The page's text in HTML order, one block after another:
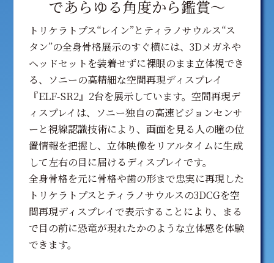
であらゆる角度から鑑賞〜
トリケラトプス“レイン”とティラノサウルス“ス
タン”の全身骨格展示のすぐ横には、3Dメガネや
ヘッドセットを装着せずに裸眼のまま立体視でき
る、ソニーの高精細な空間再現ディスプレイ
『ELF-SR2』2台を展示しています。空間再現デ
ィスプレイは、ソニー独自の高速ビジョンセンサ
ーと視線認識技術により、画面を見る人の瞳の位
置情報を把握し、立体映像をリアルタイムに生成
して左右の目に届けるディスプレイです。
全身骨格を元に骨格や歯の形まで忠実に再現した
トリケラトプスとティラノサウルスの3DCGを空
間再現ディスプレイで表示することにより、まる
で目の前に恐竜が現れたかのような立体感を体験
できます。